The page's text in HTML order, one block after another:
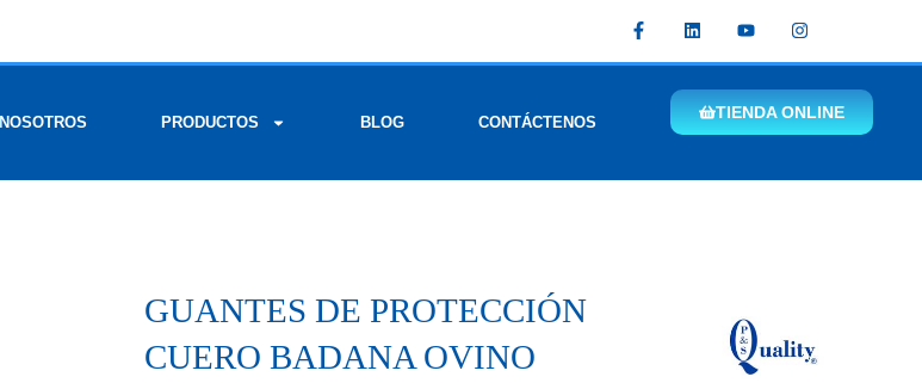
NOSOTROS PRODUCTOS BLOG CONTÁCTENOS
TIENDA ONLINE
GUANTES DE PROTECCIÓN
CUERO BADANA OVINO